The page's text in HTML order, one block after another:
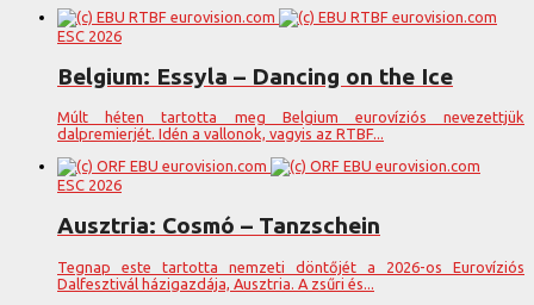
ESC 2026
Belgium: Essyla – Dancing on the Ice
Múlt héten tartotta meg Belgium eurovíziós nevezettjük
dalpremierjét. Idén a vallonok, vagyis az RTBF...
ESC 2026
Ausztria: Cosmó – Tanzschein
Tegnap este tartotta nemzeti döntőjét a 2026-os Eurovíziós
Dalfesztivál házigazdája, Ausztria. A zsűri és...